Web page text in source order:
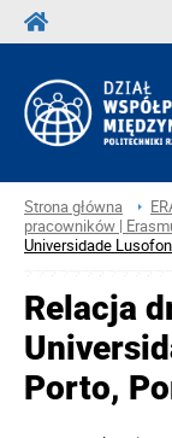
Strona główna
pracowników |
Universidade
Relacja
Porto,